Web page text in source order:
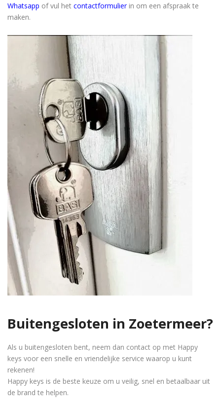
Whatsapp of vul het contactformulierin om een afspraak te
maken.
Buitengesloten in Zoetermeer?
Als u buitengesloten bent, neem dan contact op met Happy
keys voor een snelle en vriendelijke service waarop u kunt
rekenen!
Happy keys is de beste keuze om u veilig, snel en betaalbaar uit
de brand te helpen.